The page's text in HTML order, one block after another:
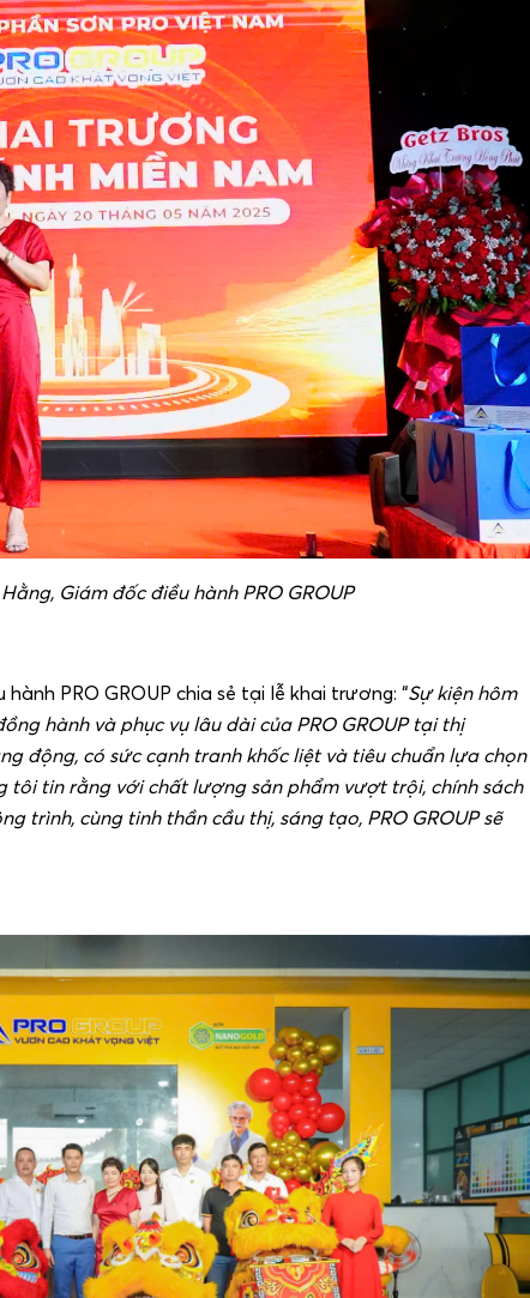
Giám đốc điều hành PRO GROUP
hành PRO GROUP chia sẻ tại lễ khai trương: “Sự kiện hôm
hành và phục vụ lâu dài của PRO GROUP tại thị
động, có sức cạnh tranh khốc liệt và tiêu chuẩn lựa chọn
tôi tin rằng với chất lượng sản phẩm vượt trội, chính sách
trình, cùng tinh thần cầu thị, sáng tạo, PRO GROUP sẽ